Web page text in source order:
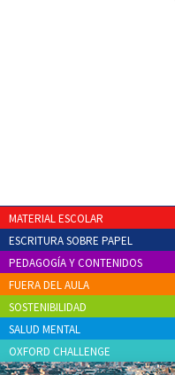
MATERIAL ESCOLAR
ESCRITURA SOBRE PAPEL
PEDAGOGÍA Y CONTENIDOS
FUERA DEL AULA
SOSTENIBILIDAD
SALUD MENTAL
OXFORD CHALLENGE